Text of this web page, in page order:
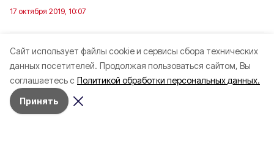
Cайт использует файлы cookie и сервисы сбора технических
данных посетителей. Продолжая пользоваться сайтом, Вы
соглашаетесь с Политикой обработки персональных данных.
Принять
17 октября 2019, 10:07